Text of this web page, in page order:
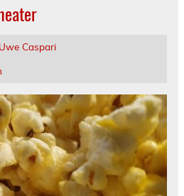
Uwe Caspari